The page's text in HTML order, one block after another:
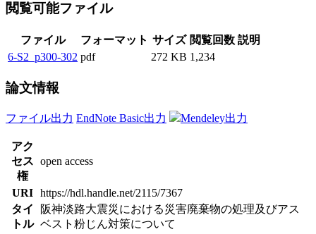
閲覧可能ファイル
ファイル フォーマット サイズ 閲覧回数 説明
6-S2_p300-302 pdf 272 KB 1,234
論文情報
ファイル出力 EndNote Basic出力 Mendeley出力
アク
セス
権
open access
URI https://hdl.handle.net/2115/7367
タイ
トル
阪神淡路大震災における災害廃棄物の処理及びアス
ベスト粉じん対策について